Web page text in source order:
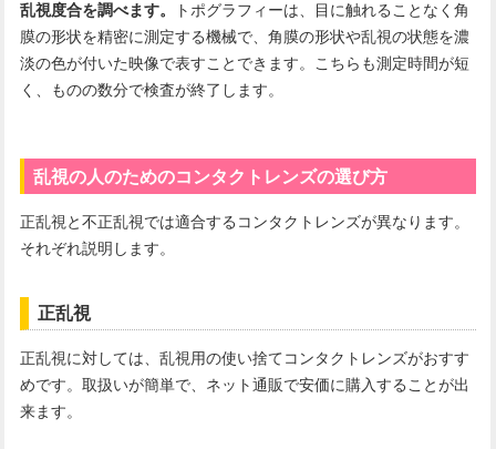
乱視度合を調べます。
トポグラフィーは、目に触れることなく角
膜の形状を精密に測定する機械で、角膜の形状や乱視の状態を濃
淡の色が付いた映像で表すことできます。こちらも測定時間が短
く、ものの数分で検査が終了します。
乱視の人のためのコンタクトレンズの選び方
正乱視と不正乱視では適合するコンタクトレンズが異なります。
それぞれ説明します。
正乱視
正乱視に対しては、乱視用の使い捨てコンタクトレンズがおすす
めです。取扱いが簡単で、ネット通販で安価に購入することが出
来ます。